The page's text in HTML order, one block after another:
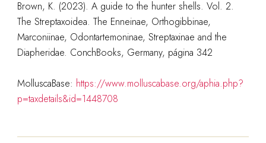
Brown, K. (2023). A guide to the hunter shells. Vol. 2.
The Streptaxoidea. The Enneinae, Orthogibbinae,
Marconiinae, Odontartemoninae, Streptaxinae and the
Diapheridae. ConchBooks, Germany, página 342
MolluscaBase: https://www.molluscabase.org/aphia.php?
p=taxdetails&id=1448708